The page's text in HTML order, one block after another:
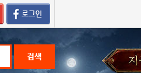
검색